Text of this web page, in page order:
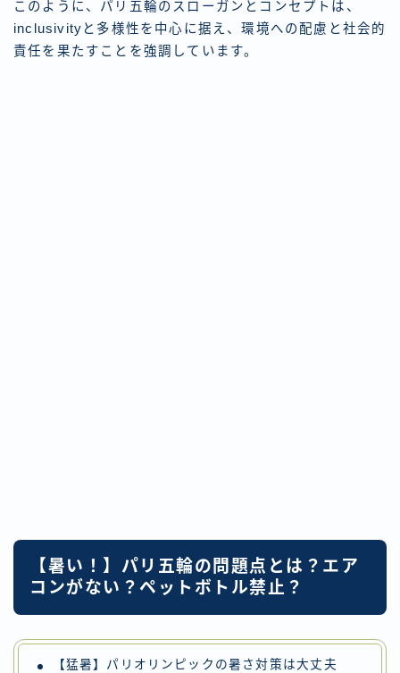
このように、パリ五輪のスローガンとコンセプトは、
inclusivityと多様性を中心に据え、環境への配慮と社会的
責任を果たすことを強調しています。
【暑い！】パリ五輪の問題点とは？エア
コンがない？ペットボトル禁止？
【猛暑】パリオリンピックの暑さ対策は大丈夫